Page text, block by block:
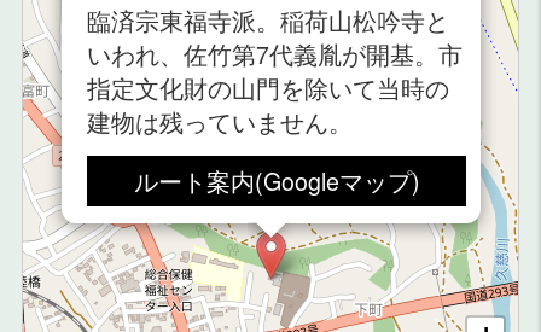
臨済宗東福寺派。稲荷山松吟寺と
いわれ、佐竹第7代義胤が開基。市
指定文化財の山門を除いて当時の
建物は残っていません。
ルート案内(Googleマップ)